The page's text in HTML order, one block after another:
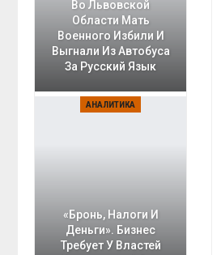
Во Львовской
Области Мать
Военного Избили И
Выгнали Из Автобуса
За Русский Язык
АНАЛИТИКА
«Бронь, Налоги И
Деньги». Бизнес
Требует У Властей